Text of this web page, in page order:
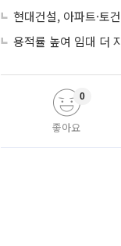
현대건설, 아파트·토
용적률 높여 임대 더
좋아요
0